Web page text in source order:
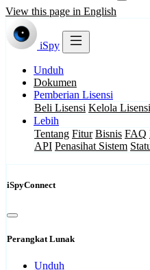
View this page in English
iSpy
Unduh
Dokumen
Pemberian Lisensi
Beli Lisensi Kelola Lisensi
Lebih
Tentang Fitur Bisnis FAQ
API Penasihat Sistem
iSpyConnect
Perangkat Lunak
Unduh